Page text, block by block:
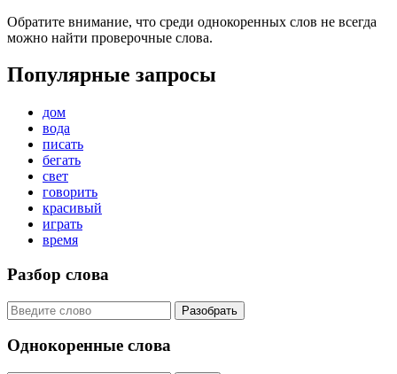
Обратите внимание, что среди однокоренных слов не всегда
можно найти проверочные слова.
Популярные запросы
дом
вода
писать
бегать
свет
говорить
красивый
играть
время
Разбор слова
Разобрать
Однокоренные слова